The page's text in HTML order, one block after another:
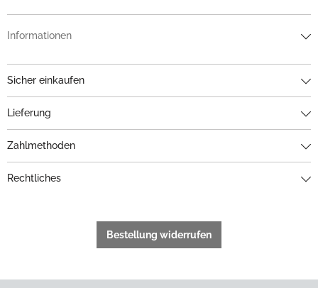
Informationen
Sicher einkaufen
Lieferung
Zahlmethoden
Rechtliches
Bestellung widerrufen